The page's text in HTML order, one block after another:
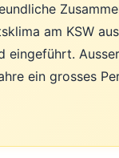
am KSW
eingeführt.
ein grosses